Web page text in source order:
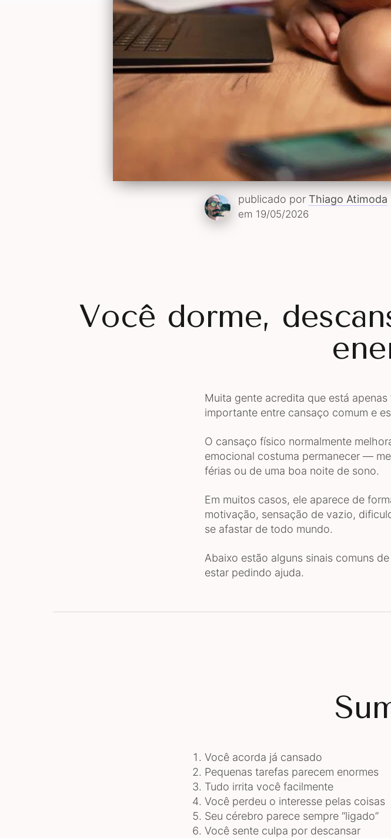
publicado por Thiago Atimoda
em 19/05/2026
Você dorme,
Muita gente acredita que está apenas
importante entre cansaço comum e
O cansaço físico normalmente
emocional costuma permanecer —
férias ou de uma boa noite de sono.
Em muitos casos, ele aparece de
motivação, sensação de vazio,
se afastar de todo mundo.
Abaixo estão alguns sinais comuns
estar pedindo ajuda.
Você acorda já cansado
Pequenas tarefas parecem enormes
Tudo irrita você facilmente
Você perdeu o interesse pelas coisas
Seu cérebro parece sempre “ligado”
Você sente culpa por descansar